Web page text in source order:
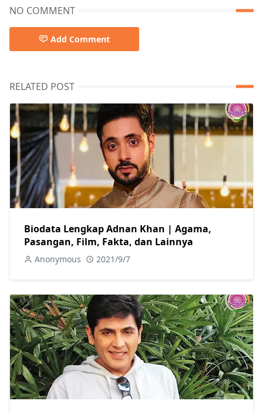
NO COMMENT
Add Comment
RELATED POST
Biodata Lengkap Adnan Khan | Agama,
Pasangan, Film, Fakta, dan Lainnya
Anonymous 2021/9/7